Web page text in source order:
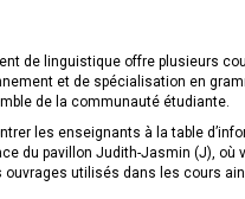
de linguistique offre plusieurs
et de spécialisation en
de la communauté étudiante.
les enseignants à la table
du pavillon Judith-Jasmin (J), où
ouvrages utilisés dans les cours